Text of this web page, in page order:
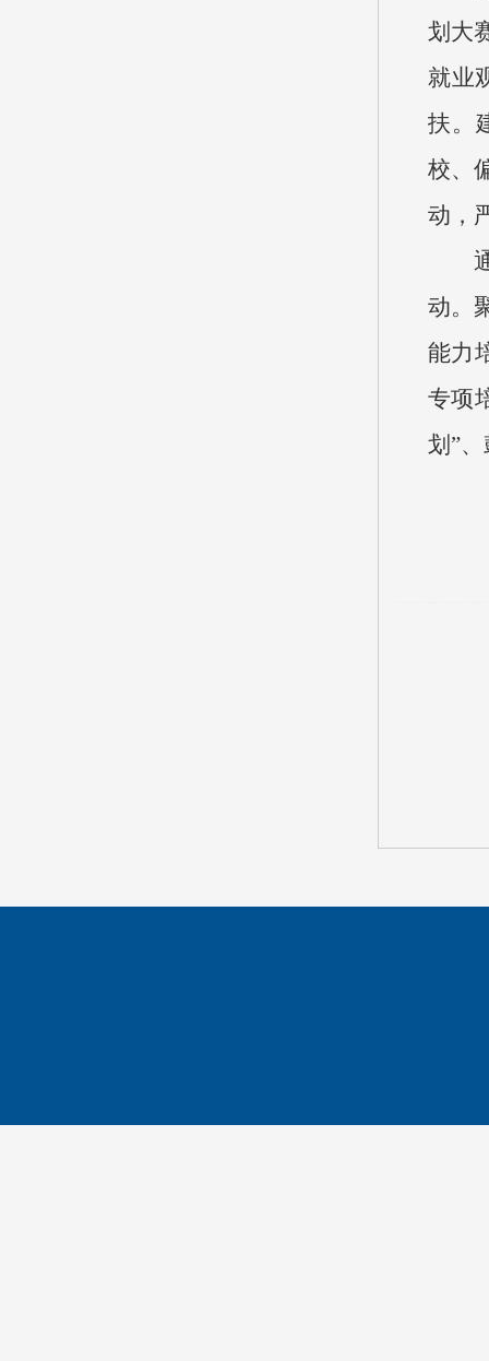
划大
就业
扶。
校、
动，
动。
能力
专项
划”